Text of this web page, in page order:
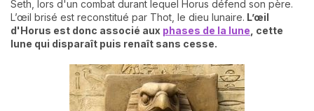
Seth, lors d'un combat durant lequel Horus défend son père.
L’œil brisé est reconstitué par Thot, le dieu lunaire. L’œil
d'Horus est donc associé aux phases de la lune , cette
lune qui disparaît puis renaît sans cesse.